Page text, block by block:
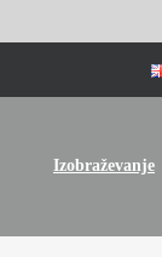
Izobraževanje